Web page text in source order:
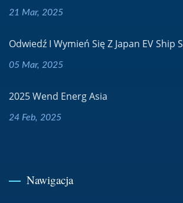
21 Mar, 2025
Odwiedź I Wymień Się Z Japan EV Ship
05 Mar, 2025
2025 Wend Energ Asia
24 Feb, 2025
Nawigacja